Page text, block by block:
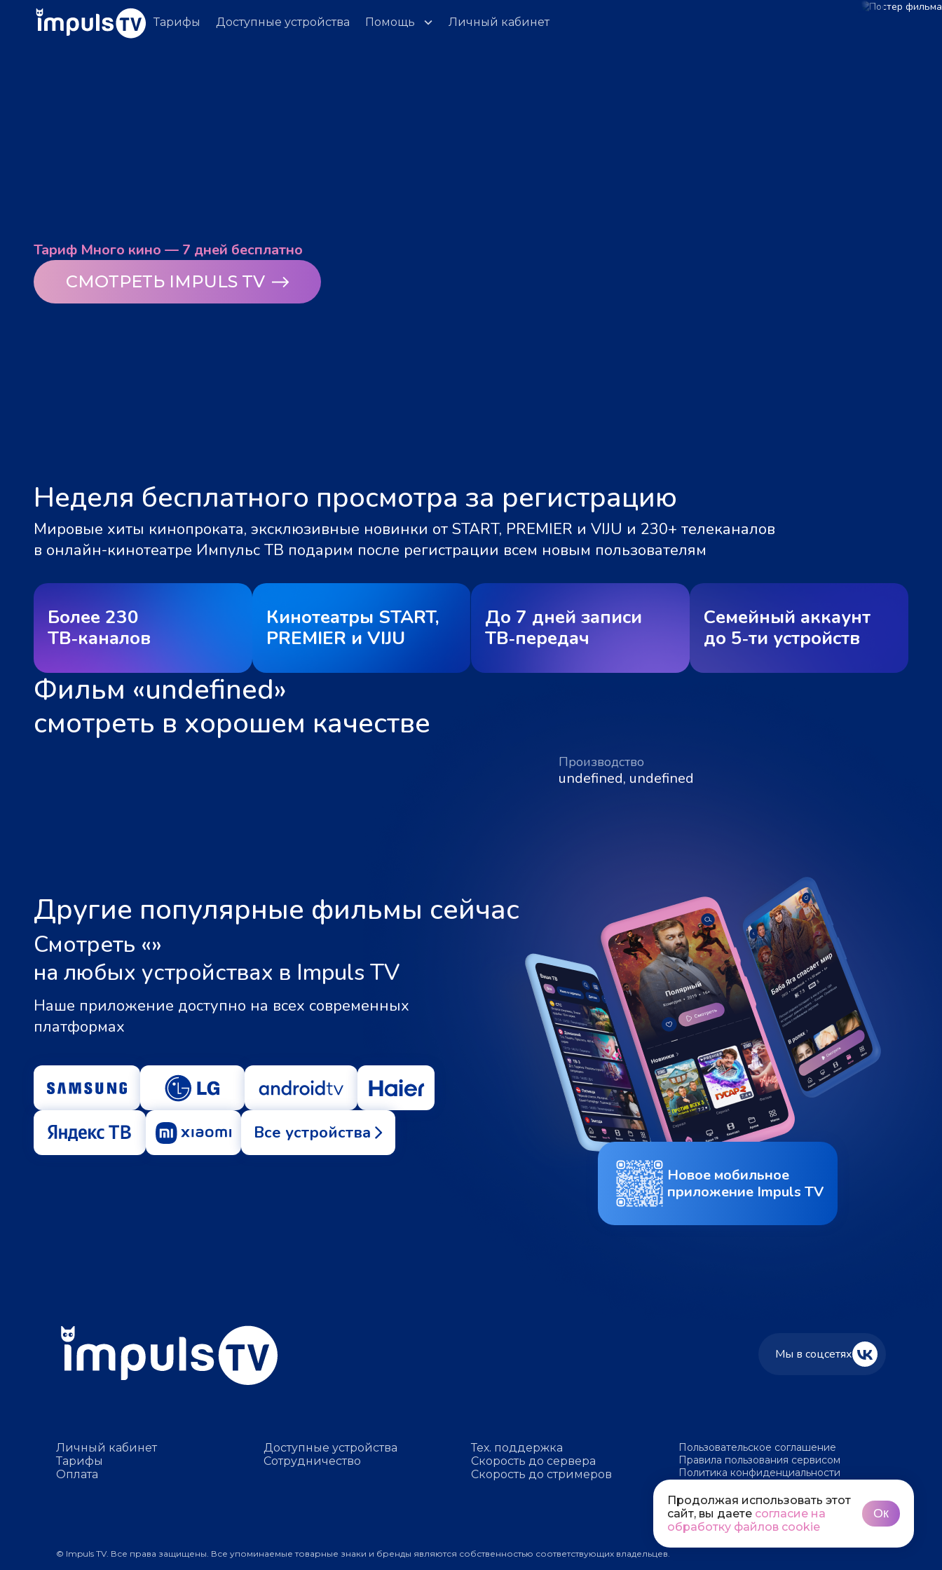
Тарифы Доступные устройства Помощь Личный кабинет
Тариф Много кино — 7 дней бесплатно
СМОТРЕТЬ IMPULS TV
Неделя бесплатного просмотра за регистрацию
Мировые хиты кинопроката, эксклюзивные новинки от START, PREMIER и VIJU и 230+ телеканалов
в онлайн-кинотеатре Импульс ТВ подарим после регистрации всем новым пользователям
Более 230
ТВ‑каналов
Кинотеатры START,
PREMIER и VIJU
До 7 дней записи
ТВ‑передач
Семейный аккаунт
до 5‑ти устройств
Фильм «undefined»
смотреть в хорошем качестве
Производство
undefined, undefined
Другие популярные фильмы сейчас
Смотреть «»
на любых устройствах в Impuls TV
Наше приложение доступно на всех современных
платформах
Все устройства
Новое мобильное
приложение Impuls TV
Мы в соцсетях
Личный кабинет
Тарифы
Оплата
Доступные устройства
Сотрудничество
Тех. поддержка
Скорость до сервера
Скорость до стримеров
Пользовательское соглашение
Правила пользования сервисом
Политика конфиденциальности
© Impuls TV. Все права защищены. Все упоминаемые товарные знаки и бренды являются собственностью соответствующих владельцев.
Продолжая использовать этот
сайт, вы даете согласие на
обработку файлов cookie
Ок